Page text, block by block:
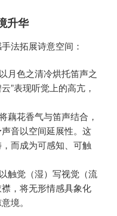
升华
法拓展诗意空间：
月色之清冷烘托笛声之
”表现听觉上的高亢，
藕花香气与笛声结合，
音以空间延展性。这
而成为可感知、可触
触觉（湿）写视觉（流
，将无形情感具象化
境。